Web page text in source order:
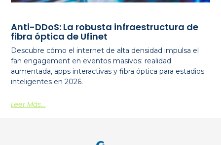
Anti-DDoS: La robusta infraestructura de
fibra óptica de Ufinet
Descubre cómo el internet de alta densidad impulsa el
fan engagement en eventos masivos: realidad
aumentada, apps interactivas y fibra óptica para estadios
inteligentes en 2026.
Leer Más...